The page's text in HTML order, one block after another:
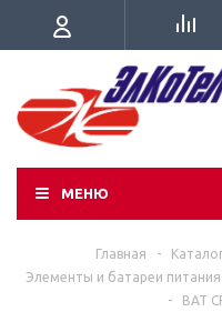
МЕНЮ
Главная -
Элементы и батареи питания
-
BAT